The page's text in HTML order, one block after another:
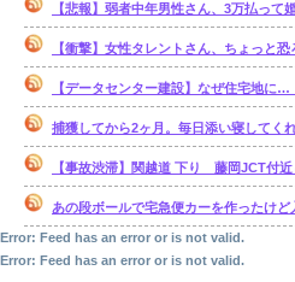
【悲報】弱者中年男性さん、3万払って
【衝撃】女性タレントさん、ちょっと恐
【データセンター建設】なぜ住宅地に
捕獲してから2ヶ月。毎日添い寝してくれたのに・・・おとついから
【事故渋滞】関越道 下り 藤岡JCT付近＆上里SA付近2ヶ所で事故
あの段ボールで宅急便カーを作ったけど
Error: Feed has an error or is not valid.
Error: Feed has an error or is not valid.